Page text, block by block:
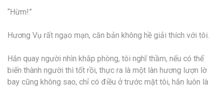
“Hừm!”
Hương Vụ rất ngạo mạn, căn bản không hề giải thích với tôi.
Hắn quay người nhìn khắp phòng, tôi nghĩ thầm, nếu có thể
biến thành người thì tốt rồi, thực ra là một làn hương lượn lờ
bay cũng không sao, chỉ có điều ở trước mặt tôi, hắn luôn là